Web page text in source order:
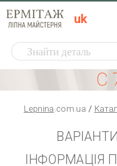
uk
С
Lepnina.com.ua
ІНФОРМАЦІЯ